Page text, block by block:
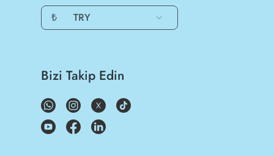
₺ TRY
Bizi Takip Edin